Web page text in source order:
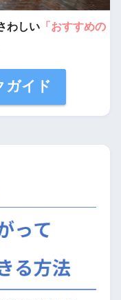
わしい 「おすすめの
ガイド